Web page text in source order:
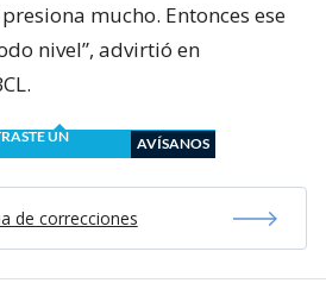
mucho. Entonces ese
nivel”, advirtió en
UN
AVÍSANOS
de correcciones